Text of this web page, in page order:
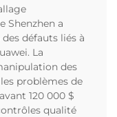
Shenzhen a
défauts liés à
La
des
problèmes de
120 000 $
qualité